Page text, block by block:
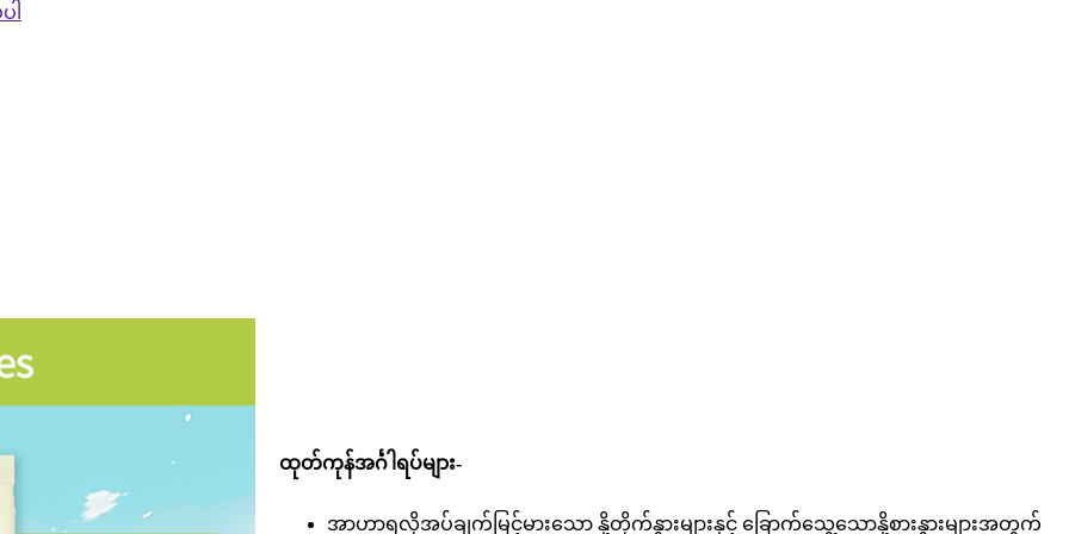
ါ
ထုတ်ကုန်အင်္ဂါရပ်များ-
အာဟာရလိုအပ်ချက်မြင့်မားသော နို့တိုက်နွားများနှင့် ခြောက်သွေ့သောနို့စားနွားများအတွက်